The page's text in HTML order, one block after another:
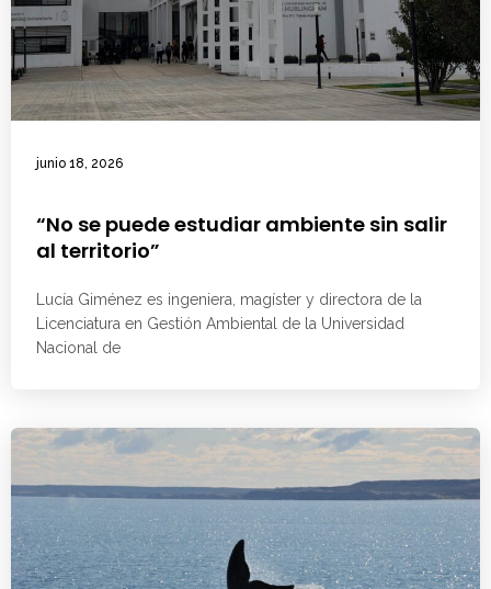
junio 18, 2026
“No se puede estudiar ambiente sin salir
al territorio”
Lucía Giménez es ingeniera, magíster y directora de la
Licenciatura en Gestión Ambiental de la Universidad
Nacional de